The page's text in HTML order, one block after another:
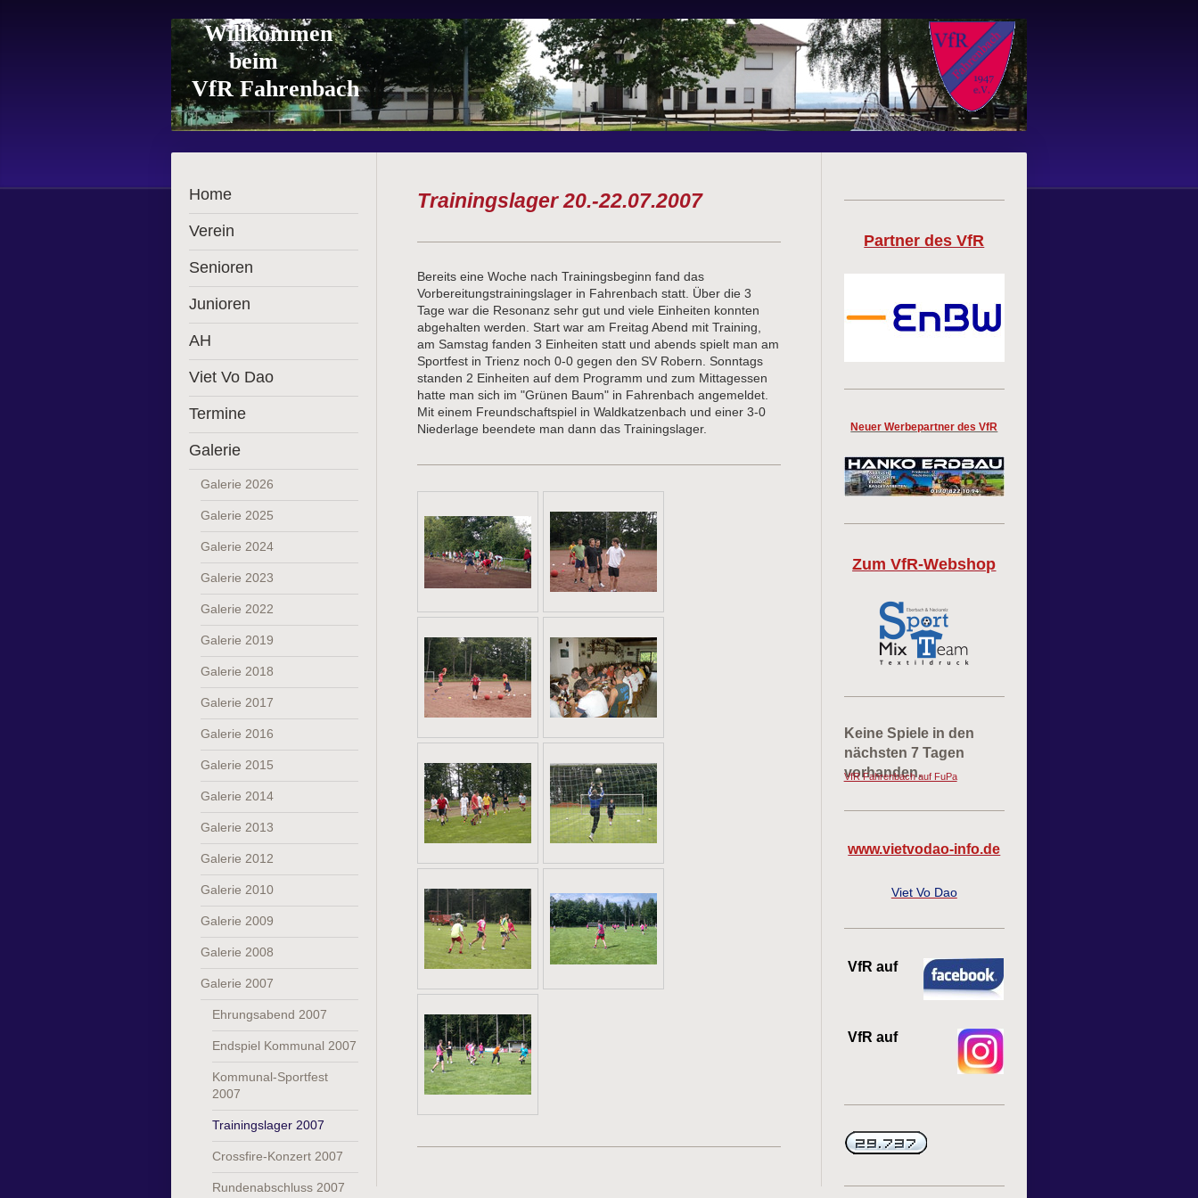
Willkommen
beim
VfR Fahrenbach
Home
Verein
Senioren
Junioren
AH
Viet Vo Dao
Termine
Galerie
Galerie 2026
Galerie 2025
Galerie 2024
Galerie 2023
Galerie 2022
Galerie 2019
Galerie 2018
Galerie 2017
Galerie 2016
Galerie 2015
Galerie 2014
Galerie 2013
Galerie 2012
Galerie 2010
Galerie 2009
Galerie 2008
Galerie 2007
Ehrungsabend 2007
Endspiel Kommunal 2007
Kommunal-Sportfest
2007
Trainingslager 2007
Crossfire-Konzert 2007
Rundenabschluss 2007
Trainingslager 20.-22.07.2007
Bereits eine Woche nach Trainingsbeginn fand das
Vorbereitungstrainingslager in Fahrenbach statt. Über die 3
Tage war die Resonanz sehr gut und viele Einheiten konnten
abgehalten werden. Start war am Freitag Abend mit Training,
am Samstag fanden 3 Einheiten statt und abends spielt man am
Sportfest in Trienz noch 0-0 gegen den SV Robern. Sonntags
standen 2 Einheiten auf dem Programm und zum Mittagessen
hatte man sich im "Grünen Baum" in Fahrenbach angemeldet.
Mit einem Freundschaftspiel in Waldkatzenbach und einer 3-0
Niederlage beendete man dann das Trainingslager.
Partner des VfR
Neuer Werbepartner des VfR
Zum VfR-Webshop
Keine Spiele in den
nächsten 7 Tagen
vorhanden.
VfR Fahrenbach auf FuPa
www.vietvodao-info.de
Viet Vo Dao
VfR auf
VfR auf